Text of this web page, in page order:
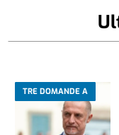
TRE DOMANDE A